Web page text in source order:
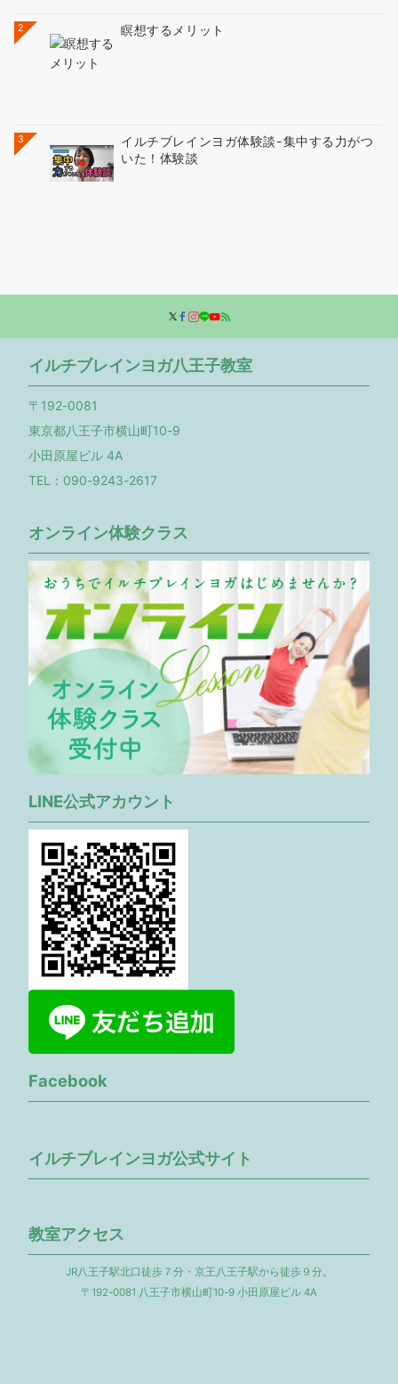
2 瞑想するメリット
3
イルチブレインヨガ体験談-集中する力がつ
いた！体験談
イルチブレインヨガ八王子教室
〒192-0081
東京都八王子市横山町10-9
小田原屋ビル 4A
TEL：090-9243-2617
オンライン体験クラス
LINE公式アカウント
Facebook
イルチブレインヨガ公式サイト
教室アクセス
JR八王子駅北口徒歩７分・京王八王子駅から徒歩９分。
〒192-0081 八王子市横山町10-9 小田原屋ビル 4A